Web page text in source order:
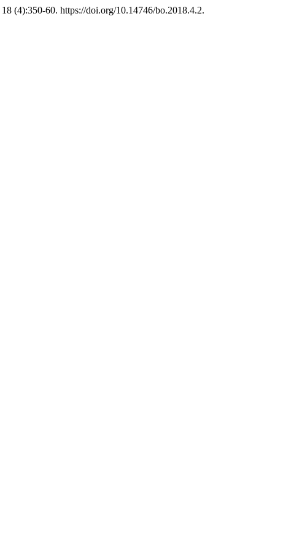
18 (4):350-60. https://doi.org/10.14746/bo.2018.4.2.